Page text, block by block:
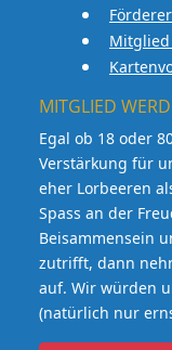
MITGLIED
Egal ob 18 oder
Verstärkung für
eher Lorbeeren
Spass an der
Beisammensein
zutrifft, dann
auf. Wir würden
(natürlich nur